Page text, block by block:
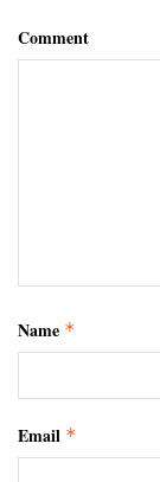
Comment
Name *
Email *